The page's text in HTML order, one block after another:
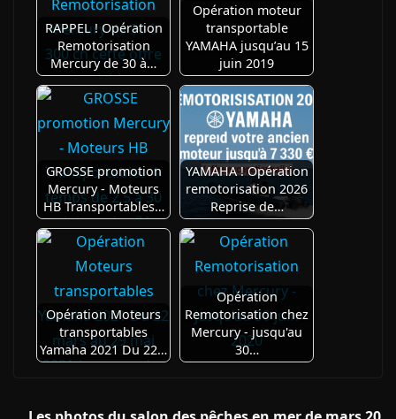
RAPPEL ! Opération
Remotorisation
Mercury de 30 à…
Opération moteur
transportable
YAMAHA jusqu’au 15
juin 2019
GROSSE promotion
Mercury - Moteurs
HB Transportables…
YAMAHA ! Opération
remotorisation 2026
Reprise de…
Opération Moteurs
transportables
Yamaha 2021 Du 22…
Opération
Remotorisation chez
Mercury - jusqu'au
30…